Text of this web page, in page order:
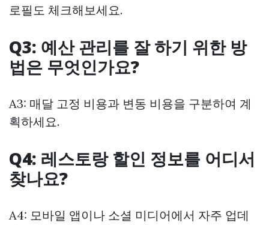
로필도 체크해보세요.
Q3: 예산 관리를 잘 하기 위한 방
법은 무엇인가요?
A3: 매달 고정 비용과 변동 비용을 구분하여 계
획하세요.
Q4: 레스토랑 할인 정보를 어디서
찾나요?
A4: 모바일 앱이나 소셜 미디어에서 자주 업데